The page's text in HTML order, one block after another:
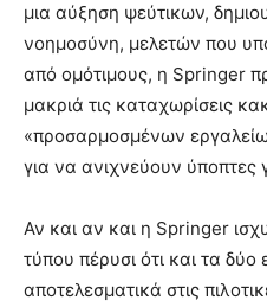
μια αύξηση ψεύτικων,
νοημοσύνη, μελετών που
από ομότιμους, η Springer
μακριά τις καταχωρίσεις
«προσαρμοσμένων
για να ανιχνεύουν ύποπτες
Αν και αν και η Springer
τύπου πέρυσι ότι και τα
αποτελεσματικά στις